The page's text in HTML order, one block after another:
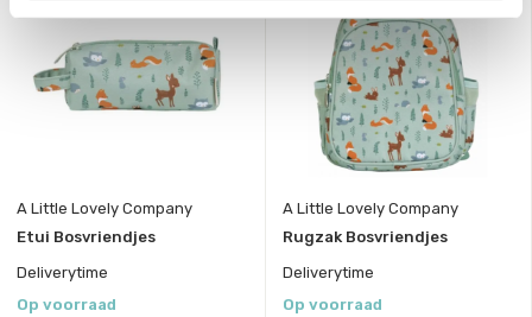
A Little Lovely Company
Etui Bosvriendjes
Deliverytime
Op voorraad
A Little Lovely Company
Rugzak Bosvriendjes
Deliverytime
Op voorraad